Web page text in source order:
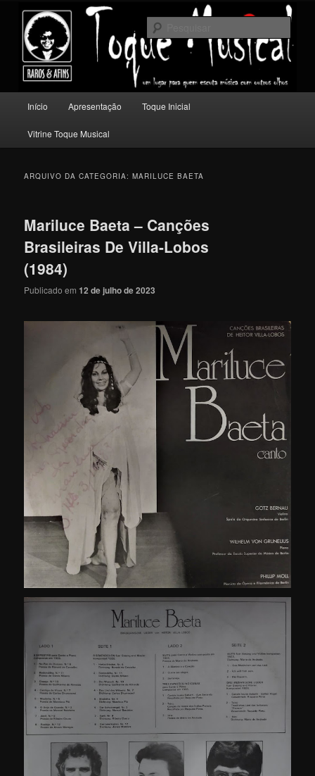
conteúdo
principal
conteúdo
secundário
Toque Musical
Um lugar para quem escuta música com outros olhos.
principal
Início Apresentação Toque Inicial
Vitrine Toque Musical
ARQUIVO DA CATEGORIA:MARILUCE BAETA
Mariluce Baeta – Canções
Brasileiras De Villa-Lobos
(1984)
Publicado em12 de julho de 2023